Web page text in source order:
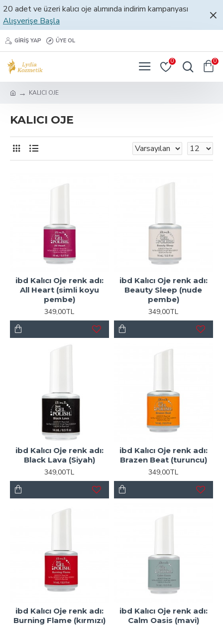
20 adet ve üzeri kalıcı oje alımında indirim kampanyası
Alışverişe Başla
GIRIŞ YAP ÜYE OL
0 0
KALICI OJE
KALICI OJE
ibd Kalıcı Oje renk adı:
All Heart (simli koyu
pembe)
349,00TL
ibd Kalıcı Oje renk adı:
Beauty Sleep (nude
pembe)
349,00TL
ibd Kalıcı Oje renk adı:
Black Lava (Siyah)
349,00TL
ibd Kalıcı Oje renk adı:
Brazen Beat (turuncu)
349,00TL
ibd Kalıcı Oje renk adı:
Burning Flame (kırmızı)
ibd Kalıcı Oje renk adı:
Calm Oasis (mavi)